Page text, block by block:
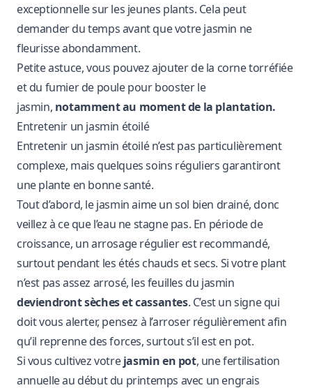
exceptionnelle sur les jeunes plants. Cela peut
demander du temps avant que votre jasmin ne
fleurisse abondamment.
Petite astuce, vous pouvez ajouter de la corne torréfiée
et du fumier de poule pour booster le
jasmin, notamment au moment de la plantation.
Entretenir un jasmin étoilé
Entretenir un jasmin étoilé n’est pas particulièrement
complexe, mais quelques soins réguliers garantiront
une plante en bonne santé.
Tout d’abord, le jasmin aime un sol bien drainé, donc
veillez à ce que l’eau ne stagne pas. En période de
croissance, un arrosage régulier est recommandé,
surtout pendant les étés chauds et secs. Si votre plant
n’est pas assez arrosé, les feuilles du jasmin
deviendront sèches et cassantes. C’est un signe qui
doit vous alerter, pensez à l’arroser régulièrement afin
qu’il reprenne des forces, surtout s’il est en pot.
Si vous cultivez votrejasmin en pot, une fertilisation
annuelle au début du printemps avec un engrais